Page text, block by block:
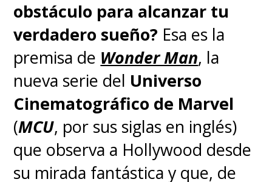
Además de Chandler, el elenco
obstáculo para alcanzar tu
verdadero sueño? Esa es la
premisa de Wonder Man, la
nueva serie del Universo
Cinematográfico de Marvel
(MCU, por sus siglas en inglés)
que observa a Hollywood desde
su mirada fantástica y que, de